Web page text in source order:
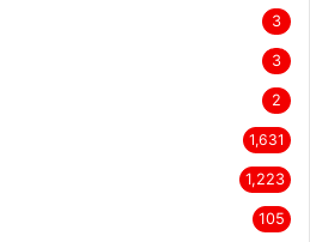
3
3
2
1,631
1,223
105